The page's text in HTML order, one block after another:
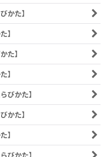
かた】
】
た】
】
びかた】
かた】
】